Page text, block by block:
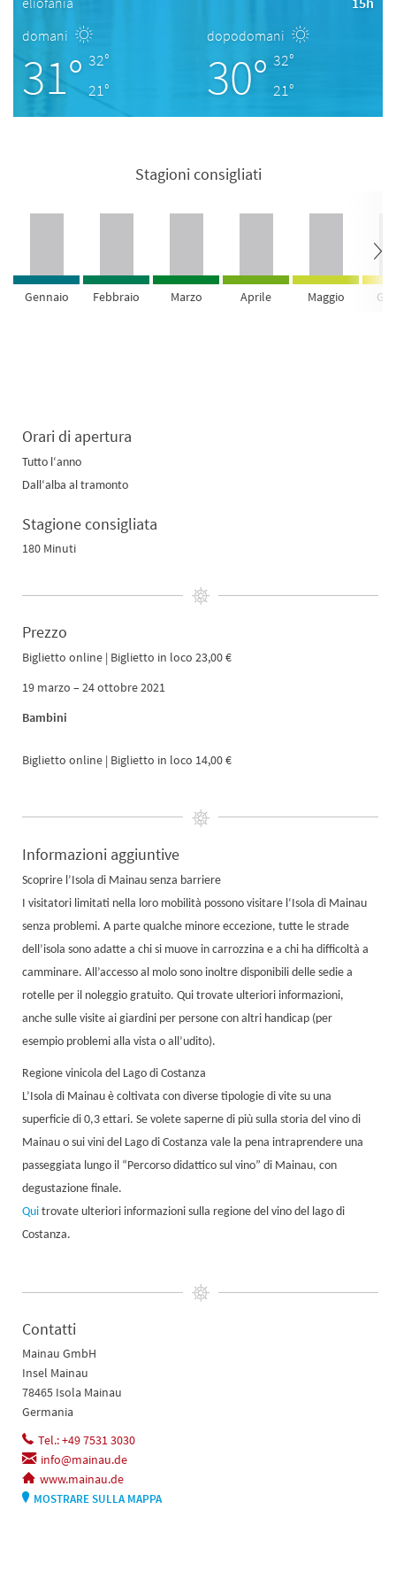
domani
31° 32°
21°
dopodomani
30° 32°
21°
Stagioni consigliati
Gennaio Febbraio Marzo Aprile Maggio
Orari di apertura
Tutto l‘anno
Dall‘alba al tramonto
Stagione consigliata
180 Minuti
Prezzo
Biglietto online | Biglietto in loco 23,00 €
19 marzo – 24 ottobre 2021
Bambini
Biglietto online | Biglietto in loco 14,00 €
Informazioni aggiuntive
Scoprire l’Isola di Mainau senza barriere
I visitatori limitati nella loro mobilità possono visitare l‘Isola di Mainau
senza problemi. A parte qualche minore eccezione, tutte le strade
dell’isola sono adatte a chi si muove in carrozzina e a chi ha difficoltà a
camminare. All’accesso al molo sono inoltre disponibili delle sedie a
rotelle per il noleggio gratuito. Qui trovate ulteriori informazioni,
anche sulle visite ai giardini per persone con altri handicap (per
esempio problemi alla vista o all’udito).
Regione vinicola del Lago di Costanza
L’Isola di Mainau è coltivata con diverse tipologie di vite su una
superficie di 0,3 ettari. Se volete saperne di più sulla storia del vino di
Mainau o sui vini del Lago di Costanza vale la pena intraprendere una
passeggiata lungo il “Percorso didattico sul vino” di Mainau, con
degustazione finale.
Qui trovate ulteriori informazioni sulla regione del vino del lago di
Costanza.
Contatti
Mainau GmbH
Insel Mainau
78465 Isola Mainau
Germania
Tel.: +49 7531 3030
info@mainau.de
www.mainau.de
MOSTRARE SULLA MAPPA